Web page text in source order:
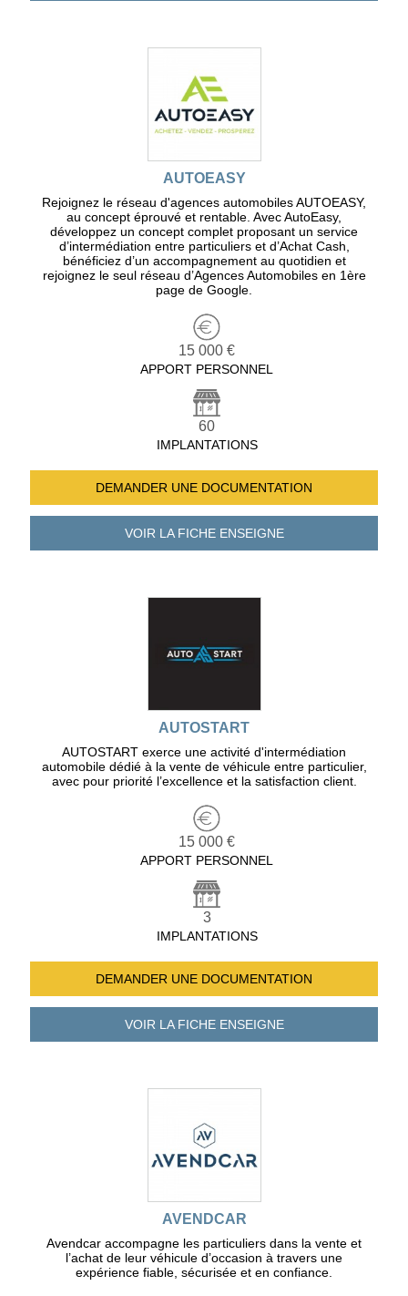
AUTOEASY
Rejoignez le réseau d'agences automobiles AUTOEASY,
au concept éprouvé et rentable. Avec AutoEasy,
développez un concept complet proposant un service
d’intermédiation entre particuliers et d’Achat Cash,
bénéficiez d’un accompagnement au quotidien et
rejoignez le seul réseau d’Agences Automobiles en 1ère
page de Google.
15 000 €
APPORT PERSONNEL
60
IMPLANTATIONS
DEMANDER UNE DOCUMENTATION
VOIR LA FICHEENSEIGNE
AUTOSTART
AUTOSTART exerce une activité d'intermédiation
automobile dédié à la vente de véhicule entre particulier,
avec pour priorité l’excellence et la satisfaction client.
15 000 €
APPORT PERSONNEL
3
IMPLANTATIONS
DEMANDER UNE DOCUMENTATION
VOIR LA FICHEENSEIGNE
AVENDCAR
Avendcar accompagne les particuliers dans la vente et
l’achat de leur véhicule d’occasion à travers une
expérience fiable, sécurisée et en confiance.